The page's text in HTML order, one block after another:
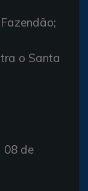
o Santa
08 de